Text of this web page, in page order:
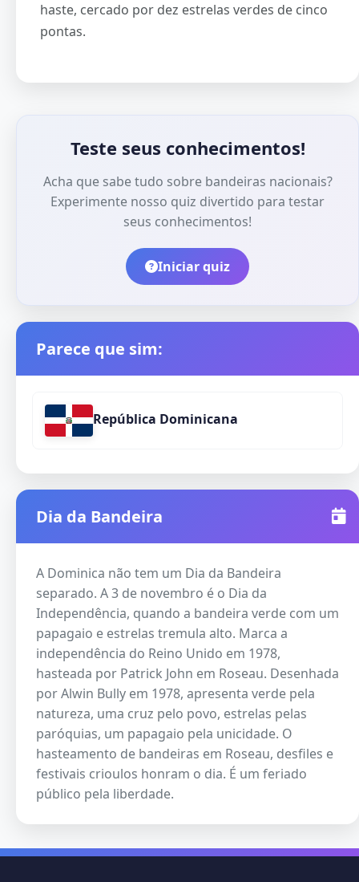
haste, cercado por dez estrelas verdes de cinco
pontas.
Teste seus conhecimentos!
Acha que sabe tudo sobre bandeiras nacionais?
Experimente nosso quiz divertido para testar
seus conhecimentos!
Iniciar quiz
Parece que sim:
República Dominicana
Dia da Bandeira
A Dominica não tem um Dia da Bandeira
separado. A 3 de novembro é o Dia da
Independência, quando a bandeira verde com um
papagaio e estrelas tremula alto. Marca a
independência do Reino Unido em 1978,
hasteada por Patrick John em Roseau. Desenhada
por Alwin Bully em 1978, apresenta verde pela
natureza, uma cruz pelo povo, estrelas pelas
paróquias, um papagaio pela unicidade. O
hasteamento de bandeiras em Roseau, desfiles e
festivais crioulos honram o dia. É um feriado
público pela liberdade.